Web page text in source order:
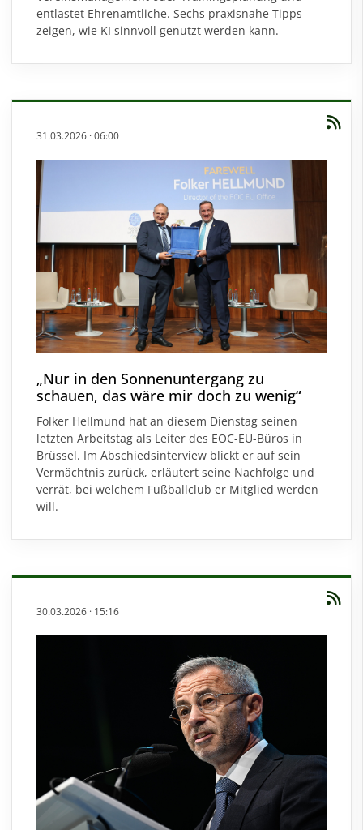
entlastet Ehrenamtliche. Sechs praxisnahe Tipps
zeigen, wie KI sinnvoll genutzt werden kann.
31.03.2026 ·06:00
„Nur in den Sonnenuntergang zu
schauen, das wäre mir doch zu wenig“
Folker Hellmund hat an diesem Dienstag seinen
letzten Arbeitstag als Leiter des EOC-EU-Büros in
Brüssel. Im Abschiedsinterview blickt er auf sein
Vermächtnis zurück, erläutert seine Nachfolge und
verrät, bei welchem Fußballclub er Mitglied werden
will.
30.03.2026 · 15:16